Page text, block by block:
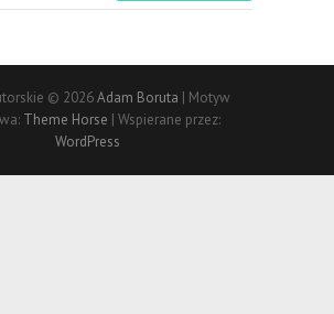
© 2026Adam Boruta | Motyw
Theme Horse | Wspierane przez:
WordPress